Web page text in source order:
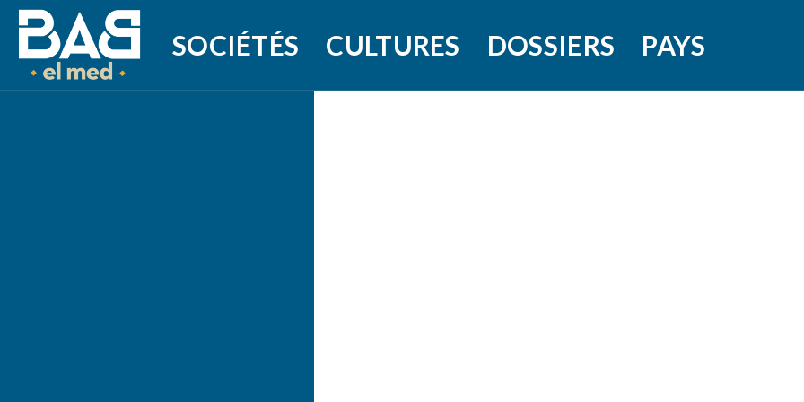
SOCIÉTÉS CULTURES DOSSIERS PAYS